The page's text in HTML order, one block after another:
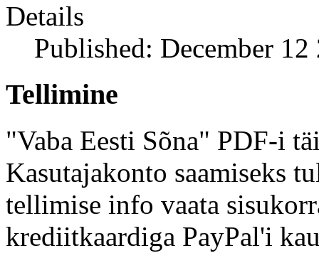
Details
Published: December 12
Tellimine
"Vaba Eesti Sõna" PDF-i
Kasutajakonto saamiseks
tellimise info vaata
krediitkaardiga PayPal'i